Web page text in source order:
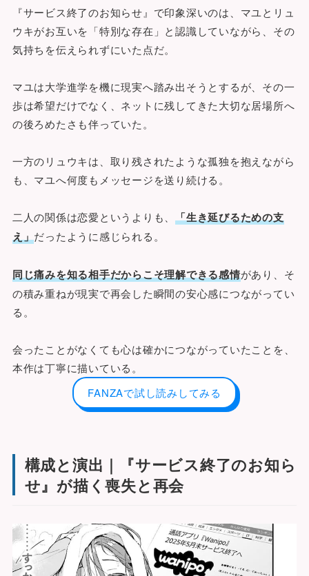
『サービス終了のお知らせ』で印象深いのは、マユとリュ
ウキがお互いを「特別な存在」と認識していながら、その
気持ちを伝えられずにいた点だ。
マユは大学進学を機に現実へ踏み出そうとするが、その一
歩は希望だけでなく、ネットに残してきた大切な居場所へ
の後ろめたさも伴っていた。
一方のリュウキは、取り残されたような孤独を抱えながら
も、マユへ何度もメッセージを送り続ける。
二人の関係は恋愛というよりも、 「生き延びるための支
え」だったように感じられる。
同じ痛みを知る相手だからこそ理解できる感情があり、そ
の積み重ねが現実で再会した瞬間の安心感につながってい
る。
会ったことがなくても心は確かにつながっていたことを、
本作は丁寧に描いている。
FANZAで試し読みしてみる
構成と演出｜『サービス終了のお知ら
せ』が描く喪失と再会